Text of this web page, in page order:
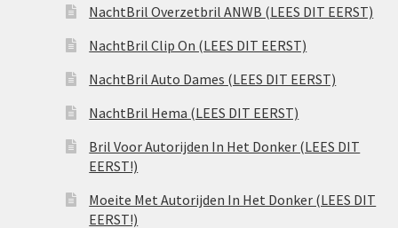
NachtBril Overzetbril ANWB (LEES DIT EERST)
NachtBril Clip On (LEES DIT EERST)
NachtBril Auto Dames (LEES DIT EERST)
NachtBril Hema (LEES DIT EERST)
Bril Voor Autorijden In Het Donker (LEES DIT
EERST!)
Moeite Met Autorijden In Het Donker (LEES DIT
EERST!)